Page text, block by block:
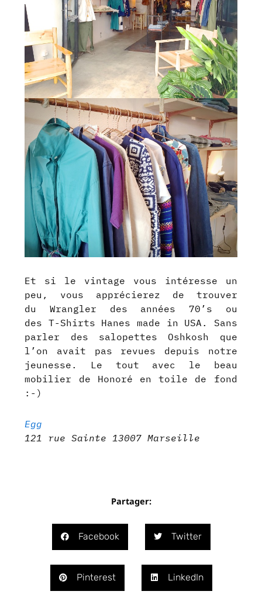
Et si le vintage vous intéresse un
peu, vous apprécierez de trouver
du Wrangler des années 70’s ou
des T-Shirts Hanes made in USA. Sans
parler des salopettes Oshkosh que
l’on avait pas revues depuis notre
jeunesse. Le tout avec le beau
mobilier de Honoré en toile de fond
:-)
Egg
121 rue Sainte 13007 Marseille
Partager:
Facebook Twitter
Pinterest LinkedIn